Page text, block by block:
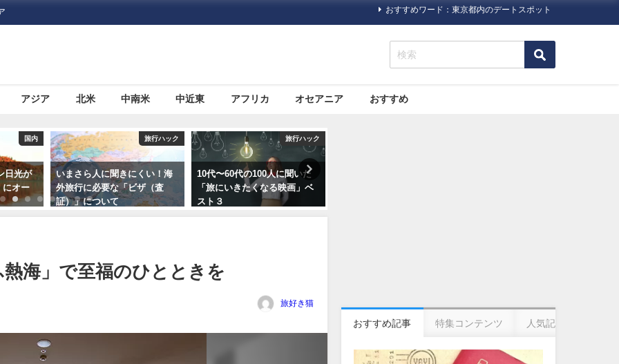
おすすめワード：東京都内のデートスポット
アジア 北米 中南米 中近東 アフリカ オセアニア おすすめ
旅行ハック
い！海
（査
旅行ハック
10代〜60代の100人に聞いた
「旅にいきたくなる映画」ベ
スト３
旅行ハック
格安航空サービス「LCC」っ
て何だろう？
海」で至福のひとときを
旅好き猫
おすすめ記事 特集コンテンツ 人気記事